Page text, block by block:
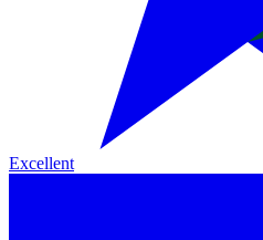
Excellent